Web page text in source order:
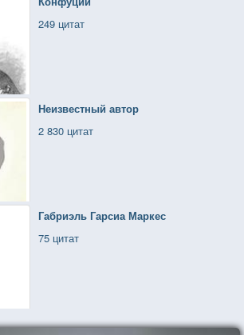
249 цитат
Неизвестный автор
2 830 цитат
Габриэль Гарсиа Маркес
75 цитат